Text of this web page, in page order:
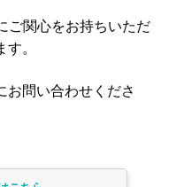
ご関心をお持ちいただ
。
お問い合わせくださ